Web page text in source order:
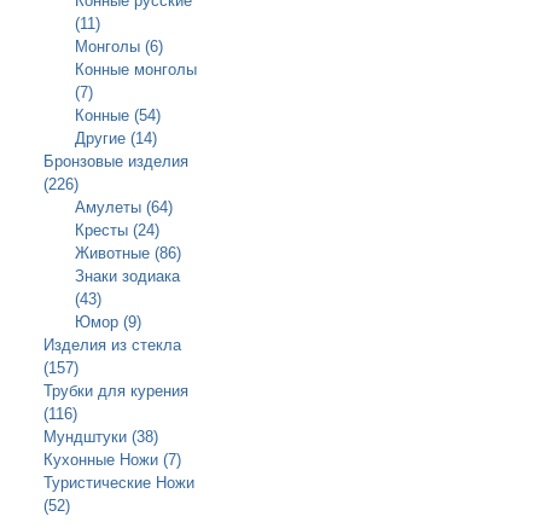
(11)
Монголы (6)
Конные монголы
(7)
Конные (54)
Другие (14)
Бронзовые изделия
(226)
Амулеты (64)
Кресты (24)
Животные (86)
Знаки зодиака
(43)
Юмор (9)
Изделия из стекла
(157)
Трубки для курения
(116)
Мундштуки (38)
Кухонные Ножи (7)
Туристические Ножи
(52)